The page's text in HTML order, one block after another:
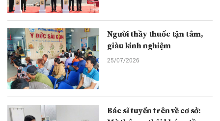
Người thầy thuốc tận tâm,
giàu kinh nghiệm
25/07/2026
Bác sĩ tuyến trên về cơ sở: